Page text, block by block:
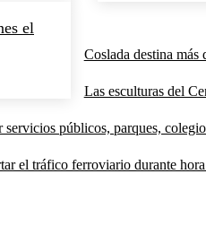
el
Coslada destina
Las esculturas del
públicos, parques,
el tráfico ferroviario durante